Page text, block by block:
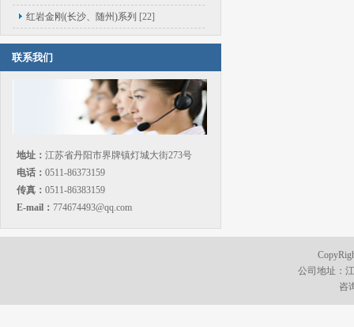
红岩金刚(长沙、随州)系列 [22]
联系我们
地址： 江苏省丹阳市界牌镇灯城大街273号
电话： 0511-86373159
传真： 0511-86383159
E-mail： 774674493@qq.com
公司地址：
咨